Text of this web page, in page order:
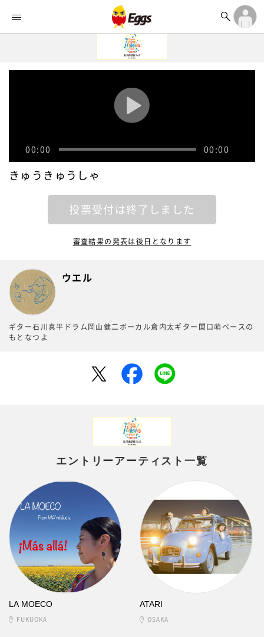


ランキング 
記事 

ログイン
アカウント登録
00:00 00:00
きゅうきゅうしゃ
投票受付は終了しました
審査結果の発表は後日となります
ウエル
ギター石川真平ドラム岡山健二ボーカル倉内太ギター関口萌ベースの
もとなつよ
エントリーアーティスト一覧
LA MOECO
FUKUOKA
ATARI
OSAKA